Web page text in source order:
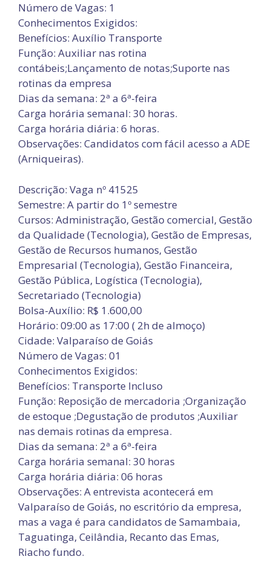
Número de Vagas: 1
Conhecimentos Exigidos:
Benefícios: Auxílio Transporte
Função: Auxiliar nas rotina
contábeis;Lançamento de notas;Suporte nas
rotinas da empresa
Dias da semana: 2ª a 6ª-feira
Carga horária semanal: 30 horas.
Carga horária diária: 6 horas.
Observações: Candidatos com fácil acesso a ADE
(Arniqueiras).
Descrição: Vaga nº 41525
Semestre: A partir do 1º semestre
Cursos: Administração, Gestão comercial, Gestão
da Qualidade (Tecnologia), Gestão de Empresas,
Gestão de Recursos humanos, Gestão
Empresarial (Tecnologia), Gestão Financeira,
Gestão Pública, Logística (Tecnologia),
Secretariado (Tecnologia)
Bolsa-Auxílio: R$ 1.600,00
Horário: 09:00 as 17:00 ( 2h de almoço)
Cidade: Valparaíso de Goiás
Número de Vagas: 01
Conhecimentos Exigidos:
Benefícios: Transporte Incluso
Função: Reposição de mercadoria ;Organização
de estoque ;Degustação de produtos ;Auxiliar
nas demais rotinas da empresa.
Dias da semana: 2ª a 6ª-feira
Carga horária semanal: 30 horas
Carga horária diária: 06 horas
Observações: A entrevista acontecerá em
Valparaíso de Goiás, no escritório da empresa,
mas a vaga é para candidatos de Samambaia,
Taguatinga, Ceilândia, Recanto das Emas,
Riacho fundo.